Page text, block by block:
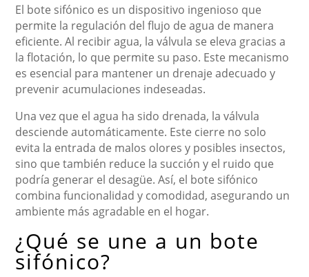
El bote sifónico es un dispositivo ingenioso que
permite la regulación del flujo de agua de manera
eficiente. Al recibir agua, la válvula se eleva gracias a
la flotación, lo que permite su paso. Este mecanismo
es esencial para mantener un drenaje adecuado y
prevenir acumulaciones indeseadas.
Una vez que el agua ha sido drenada, la válvula
desciende automáticamente. Este cierre no solo
evita la entrada de malos olores y posibles insectos,
sino que también reduce la succión y el ruido que
podría generar el desagüe. Así, el bote sifónico
combina funcionalidad y comodidad, asegurando un
ambiente más agradable en el hogar.
¿Qué se une a un bote
sifónico?